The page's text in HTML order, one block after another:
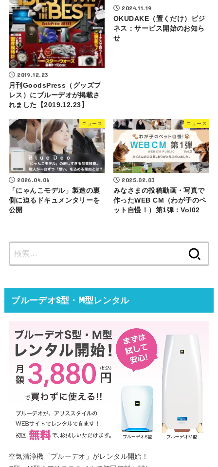
2019.12.23
月刊GoodsPress（グッズプ
レス）にブルーデオが掲載さ
れました【2019.12.23】
2024.11.19
OKUDAKE（置くだけ）ビジ
ネス：サービス開始のお知ら
せ
ニュース
2026.04.06
「にゃんこモデル」製造の裏
側に迫るドキュメンタリーを
公開
ニュース
2025.02.03
みなさまの投稿動画・写真で
作ったWEB CM（わが子のペ
ット自慢！）第1弾：Vol02
ブルーデオS型・M型レンタル
空気清浄機「ブルーデオ」がレンタル開始！